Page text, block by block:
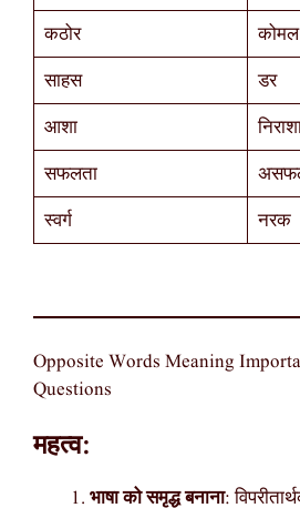
कठोर कोमल
साहस डर
आशा
सफलता
स्वर्ग नरक
Opposite Words Meaning
Questions
महत्व:
भाषा को समृद्ध बनाना: